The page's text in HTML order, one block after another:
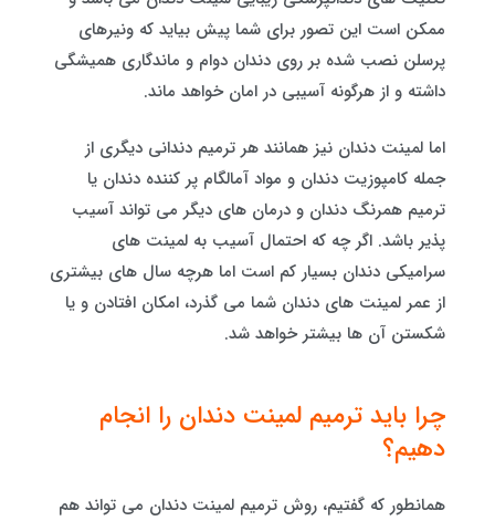
ممکن است این تصور برای شما پیش بیاید که ونیرهای
پرسلن نصب شده بر روی دندان دوام و ماندگاری همیشگی
داشته و از هرگونه آسیبی در امان خواهد ماند.
اما لمینت دندان نیز همانند هر ترمیم دندانی دیگری از
جمله کامپوزیت دندان و مواد آمالگام پر کننده دندان یا
ترمیم همرنگ دندان و درمان های دیگر می تواند آسیب
پذیر باشد. اگر چه که احتمال آسیب به لمینت های
سرامیکی دندان بسیار کم است اما هرچه سال های بیشتری
از عمر لمینت های دندان شما می گذرد، امکان افتادن و یا
شکستن آن ها بیشتر خواهد شد.
چرا باید ترمیم لمینت دندان را انجام
دهیم؟
همانطور که گفتیم، روش ترمیم لمینت دندان می تواند هم